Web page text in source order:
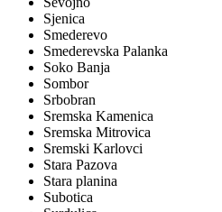
Sjenica
Smederevo
Smederevska Palanka
Soko Banja
Sombor
Srbobran
Sremska Kamenica
Sremska Mitrovica
Sremski Karlovci
Stara Pazova
Stara planina
Subotica